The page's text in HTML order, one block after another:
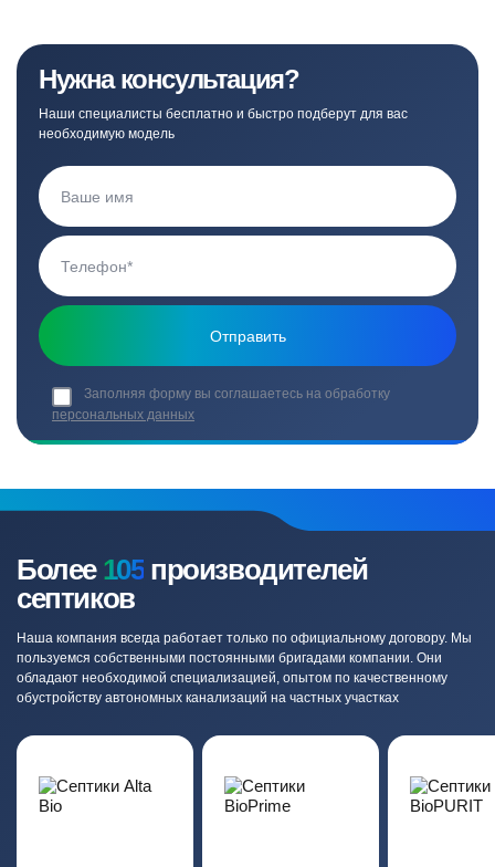
Нужна консультация?
Наши специалисты бесплатно и быстро подберут для вас
необходимую модель
Заполняя форму вы соглашаетесь на обработку
персональных данных
Более 105 производителей
септиков
Наша компания всегда работает только по официальному договору. Мы
пользуемся собственными постоянными бригадами компании. Они
обладают необходимой специализацией, опытом по качественному
обустройству автономных канализаций на частных участках